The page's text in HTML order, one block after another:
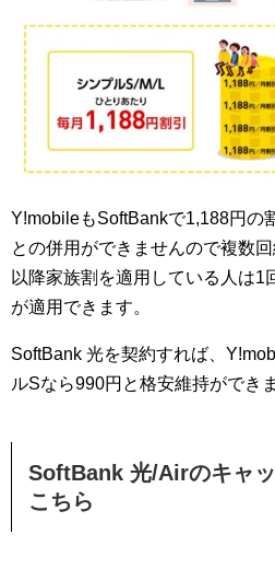
Y!mobileもSoftBankで1,188円の
との併用ができませんので複数
以降家族割を適用している人は1
が適用できます。
SoftBank 光を契約すれば、
ルSなら990円と格安維持ができ
SoftBank 光/Airのキャ
こちら